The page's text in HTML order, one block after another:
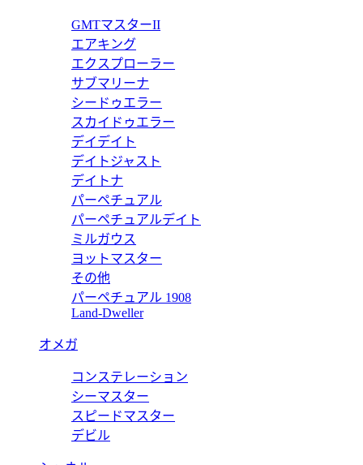
IPHONE X フォリオ M64468
価格:11500 円
M63444
IPHONE X フォリオ M63444
価格:11500 円
M63443
IPHONE X フォリオ M63443
11500 円
M61905
IPHONE 8 フォリオ（7にも対応） M61905
IPHONE 8 フォリオ（7にも対応） M61906
価格:11500 円
GMTマスターII
エアキング
エクスプローラー
サブマリーナ
シードゥエラー
スカイドゥエラー
デイデイト
デイトジャスト
デイトナ
パーペチュアル
パーペチュアルデイト
ミルガウス
ヨットマスター
その他
パーペチュアル 1908
Land-Dweller
オメガ
コンステレーション
シーマスター
スピードマスター
デビル